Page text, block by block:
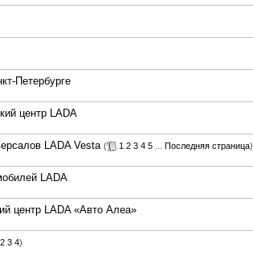
Петербурге
центр LADA
LADA Vesta ( 1 2 3 4 5 Последняя страница)
LADA
центр LADA «Авто Алеа»
2 3 4)